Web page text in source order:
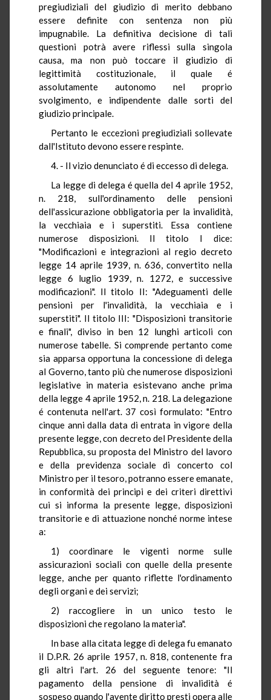
pregiudiziali del giudizio di merito debbano
essere definite con sentenza non più
impugnabile. La definitiva decisione di tali
questioni potrà avere riflessi sulla singola
causa, ma non può toccare il giudizio di
legittimità costituzionale, il quale é
assolutamente autonomo nel proprio
svolgimento, e indipendente dalle sorti del
giudizio principale.
Pertanto le eccezioni pregiudiziali sollevate
dall'Istituto devono essere respinte.
4. - Il vizio denunciato é di eccesso di delega.
La legge di delega é quella del 4 aprile 1952,
n. 218, sull'ordinamento delle pensioni
dell'assicurazione obbligatoria per la invalidità,
la vecchiaia e i superstiti. Essa contiene
numerose disposizioni. Il titolo I dice:
"Modificazioni e integrazioni al regio decreto
legge 14 aprile 1939, n. 636, convertito nella
legge 6 luglio 1939, n. 1272, e successive
modificazioni". Il titolo II: "Adeguamenti delle
pensioni per l'invalidità, la vecchiaia e i
superstiti". Il titolo III: "Disposizioni transitorie
e finali", diviso in ben 12 lunghi articoli con
numerose tabelle. Si comprende pertanto come
sia apparsa opportuna la concessione di delega
al Governo, tanto più che numerose disposizioni
legislative in materia esistevano anche prima
della legge 4 aprile 1952, n. 218. La delegazione
é contenuta nell'art. 37 così formulato: "Entro
cinque anni dalla data di entrata in vigore della
presente legge, con decreto del Presidente della
Repubblica, su proposta del Ministro del lavoro
e della previdenza sociale di concerto col
Ministro per il tesoro, potranno essere emanate,
in conformità dei principi e dei criteri direttivi
cui si informa la presente legge, disposizioni
transitorie e di attuazione nonché norme intese
a:
1) coordinare le vigenti norme sulle
assicurazioni sociali con quelle della presente
legge, anche per quanto riflette l'ordinamento
degli organi e dei servizi;
2) raccogliere in un unico testo le
disposizioni che regolano la materia".
In base alla citata legge di delega fu emanato
il D.P.R. 26 aprile 1957, n. 818, contenente fra
gli altri l'art. 26 del seguente tenore: "Il
pagamento della pensione di invalidità é
sospeso quando l'avente diritto presti opera alle